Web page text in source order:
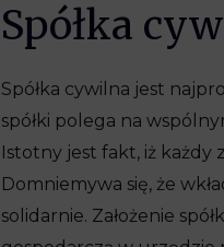
Spółka
Spółka cywilna jest
spółki polega na
Istotny jest fakt, iż każdy
Domniemywa się, że
solidarnie. Założenie